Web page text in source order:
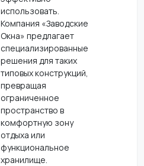
использовать.
Компания «Заводские
Окна» предлагает
специализированные
решения для таких
типовых конструкций,
превращая
ограниченное
пространство в
комфортную зону
отдыха или
функциональное
хранилище.